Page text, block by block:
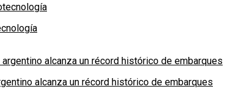
alcanza un récord histórico de embarques